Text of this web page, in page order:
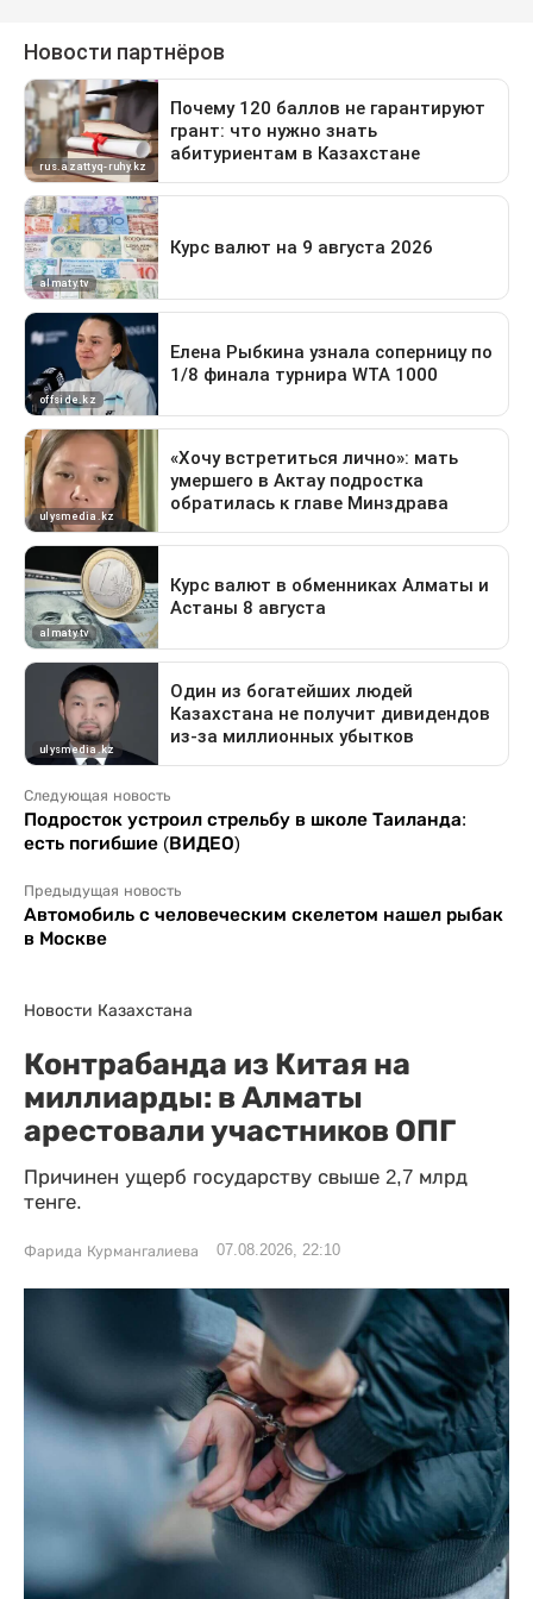
Следующая новость
Подросток устроил стрельбу в школе Таиланда:
есть погибшие (ВИДЕО)
Предыдущая новость
Автомобиль с человеческим скелетом нашел рыбак
в Москве
Новости Казахстана
Контрабанда из Китая на
миллиарды: в Алматы
арестовали участников ОПГ
Причинен ущерб государству свыше 2,7 млрд
тенге.
Фарида Курмангалиева 07.08.2026, 22:10